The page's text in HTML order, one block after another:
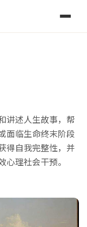
讲述人生故事，帮
面临生命终末阶段
得自我完整性，并
理社会干预。